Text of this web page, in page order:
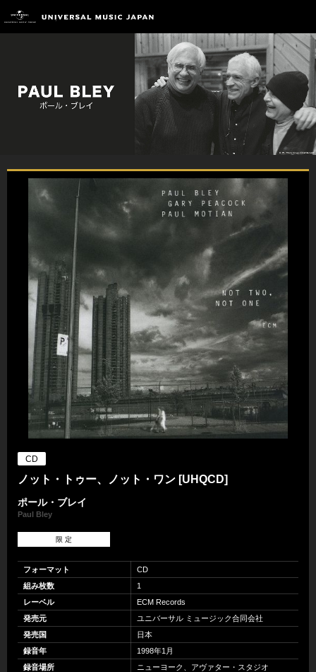
CD
ノット・トゥー、ノット・ワン [UHQCD]
ポール・ブレイ
Paul Bley
限 定
フォーマット
CD
組み枚数
1
レーベル
ECM Records
発売元
ユニバーサル ミュージック合同会社
発売国
日本
録音年
1998年1月
録音場所
ニューヨーク、アヴァター・スタジオ